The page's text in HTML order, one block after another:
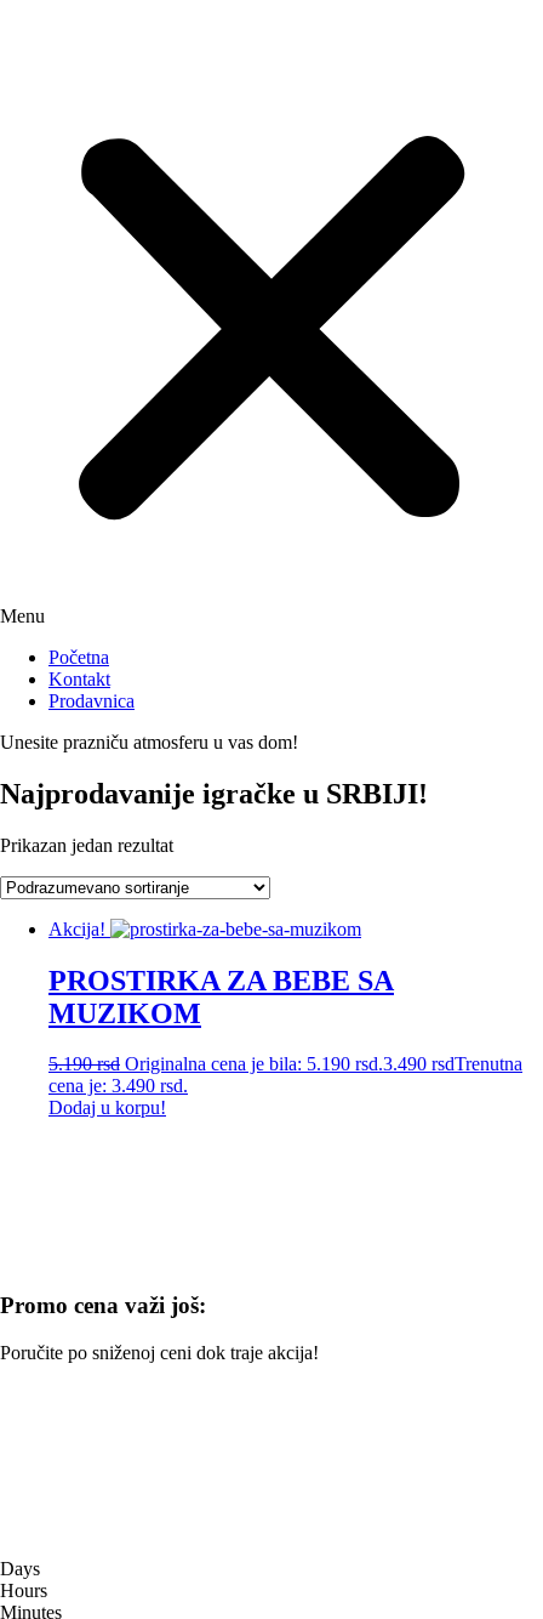
Menu
Početna
Kontakt
Prodavnica
Unesite prazniču atmosferu u vas dom!
Najprodavanije igračke u SRBIJI!
Prikazan jedan rezultat
Akcija!
PROSTIRKA ZA BEBE SA
MUZIKOM
5.190rsd Originalna cena je bila: 5.190 rsd.3.490 rsdTrenutna
cena je: 3.490 rsd.
Dodaj u korpu!
Promo cena važi još:
Poručite po sniženoj ceni dok traje akcija!
Days
Hours
Minutes